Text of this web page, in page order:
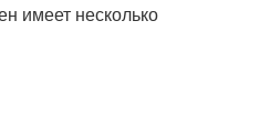
имеет несколько